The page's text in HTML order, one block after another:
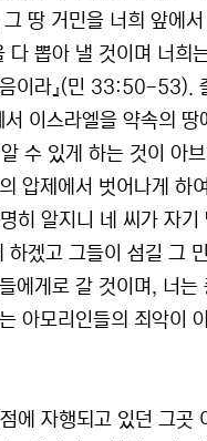
땅 거민을 너희 앞에
뽑아 낼 것이며 너희
이라』(민 33:50-53).
이스라엘을 약속의
수 있게 하는 것이 아
압제에서 벗어나게 하
히 알지니 네 씨가 자
겠고 그들이 섬길 그
에게로 갈 것이며, 너
아모리인들의 죄악이
에 자행되고 있던 그곳